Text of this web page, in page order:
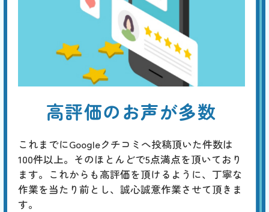
高評価のお声が多数
これまでにGoogleクチコミへ投稿頂いた件数は
100件以上。そのほとんどで5点満点を頂いており
ます。これからも高評価を頂けるように、丁寧な
作業を当たり前とし、誠心誠意作業させて頂きま
す。